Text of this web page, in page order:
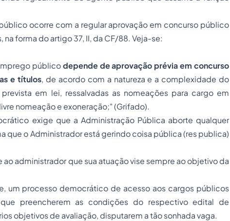
ocorre com a regular aprovação em concurso público
na forma do artigo 37, II, da CF/88. Veja-se:
públicodepende de aprovação prévia em concurso
e títulos, de acordo com a natureza e a complexidade do
em lei, ressalvadas as nomeações para cargo em
nomeação e exoneração;" (Grifado).
exige que a Administração Pública aborte qualquer
que o Administrador está gerindo coisa pública (res publica)
administrador que sua atuação vise sempre ao objetivo da
um processo democrático de acesso aos cargos públicos
preencherem as condições do respectivo edital de
objetivos de avaliação, disputarem a tão sonhada vaga.